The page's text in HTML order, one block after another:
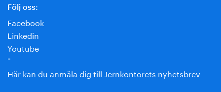
Följ oss:
Facebook
Linkedin
Youtube
¨
Här kan du anmäla dig till Jernkontorets nyhetsbrev